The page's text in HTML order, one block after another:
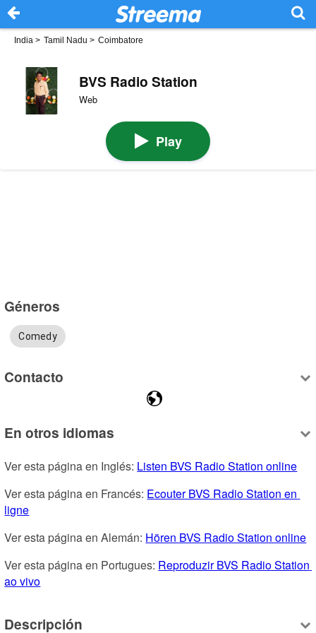
India > Tamil Nadu > Coimbatore
BVS Radio Station
Web
Play
Géneros
Comedy
Contacto
En otros idiomas
Ver esta página en Inglés: Listen BVS Radio Station online
Ver esta página en Francés: Ecouter BVS Radio Station en
ligne
Ver esta página en Alemán: Hören BVS Radio Station online
Ver esta página en Portugues: Reproduzir BVS Radio Station
ao vivo
Descripción